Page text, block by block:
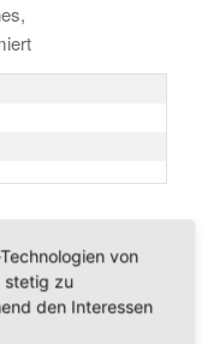
Bewertung,von
stetig zu
den Interessen